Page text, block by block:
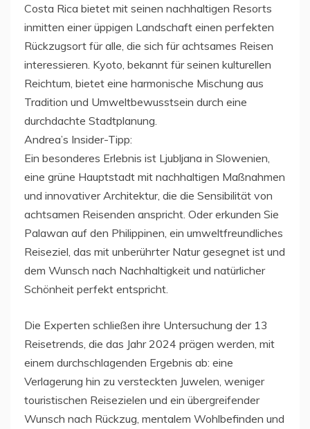
Costa Rica bietet mit seinen nachhaltigen Resorts
inmitten einer üppigen Landschaft einen perfekten
Rückzugsort für alle, die sich für achtsames Reisen
interessieren. Kyoto, bekannt für seinen kulturellen
Reichtum, bietet eine harmonische Mischung aus
Tradition und Umweltbewusstsein durch eine
durchdachte Stadtplanung.
Andrea’s Insider-Tipp:
Ein besonderes Erlebnis ist Ljubljana in Slowenien,
eine grüne Hauptstadt mit nachhaltigen Maßnahmen
und innovativer Architektur, die die Sensibilität von
achtsamen Reisenden anspricht. Oder erkunden Sie
Palawan auf den Philippinen, ein umweltfreundliches
Reiseziel, das mit unberührter Natur gesegnet ist und
dem Wunsch nach Nachhaltigkeit und natürlicher
Schönheit perfekt entspricht.
Die Experten schließen ihre Untersuchung der 13
Reisetrends, die das Jahr 2024 prägen werden, mit
einem durchschlagenden Ergebnis ab: eine
Verlagerung hin zu versteckten Juwelen, weniger
touristischen Reisezielen und ein übergreifender
Wunsch nach Rückzug, mentalem Wohlbefinden und